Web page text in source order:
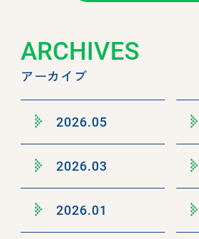
ARCHIVES
アーカイブ
2026.05
2026.03
2026.01